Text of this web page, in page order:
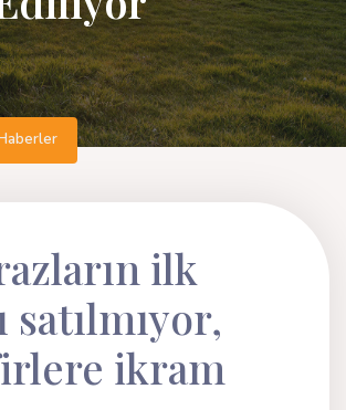
ilk
satılmıyor,
ikram